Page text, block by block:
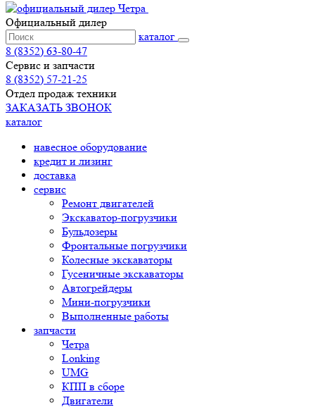
Официальный дилер
каталог
8 (8352) 63-80-47
Сервис и запчасти
8 (8352) 57-21-25
Отдел продаж техники
ЗАКАЗАТЬ ЗВОНОК
каталог
навесное оборудование
кредит и лизинг
доставка
сервис
Ремонт двигателей
Экскаватор-погрузчики
Бульдозеры
Фронтальные погрузчики
Колесные экскаваторы
Гусеничные экскаваторы
Автогрейдеры
Мини-погрузчики
Выполненные работы
запчасти
Четра
Lonking
UMG
КПП в сборе
Двигатели